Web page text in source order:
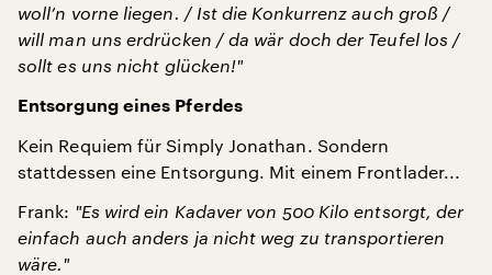
woll’n vorne liegen. / Ist die Konkurrenz auch groß /
will man uns erdrücken / da wär doch der Teufel los /
sollt es uns nicht glücken!"
Entsorgung eines Pferdes
Kein Requiem für Simply Jonathan. Sondern
stattdessen eine Entsorgung. Mit einem Frontlader...
Frank: "Es wird ein Kadaver von 500 Kilo entsorgt, der
einfach auch anders ja nicht weg zu transportieren
wäre."